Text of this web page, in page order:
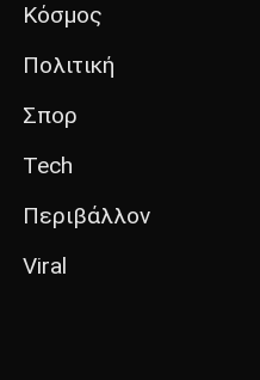
Κόσμος
Πολιτική
Σπορ
Tech
Περιβάλλον
Viral